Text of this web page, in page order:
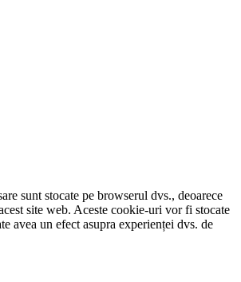
sunt stocate pe browserul dvs., deoarece
site web. Aceste cookie-uri vor fi stocate
avea un efect asupra experienței dvs. de